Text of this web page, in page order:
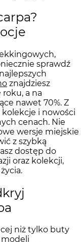
sprawdź
znajdziesz
a na
nawet 70%. Z
i nowości
cenach. Nie
wersje miejskie
z szybką
dostęp do
oraz kolekcji,
niż tylko buty